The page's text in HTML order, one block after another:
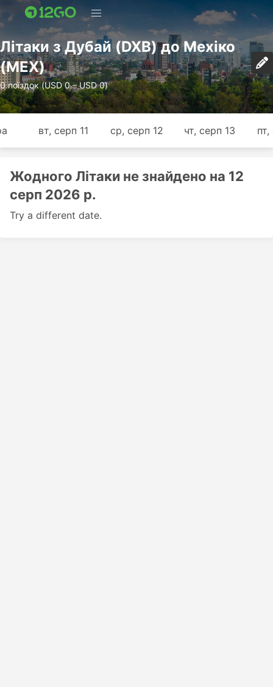
Лiтаки з Дубай (DXB) до Мехіко
(MEX)
0 поїздок (USD 0 – USD 0)
вт, серп 11 ср, серп 12 чт, серп 13
Жодного Лiтаки не знайдено на 12
серп 2026 р.
Try a different date.